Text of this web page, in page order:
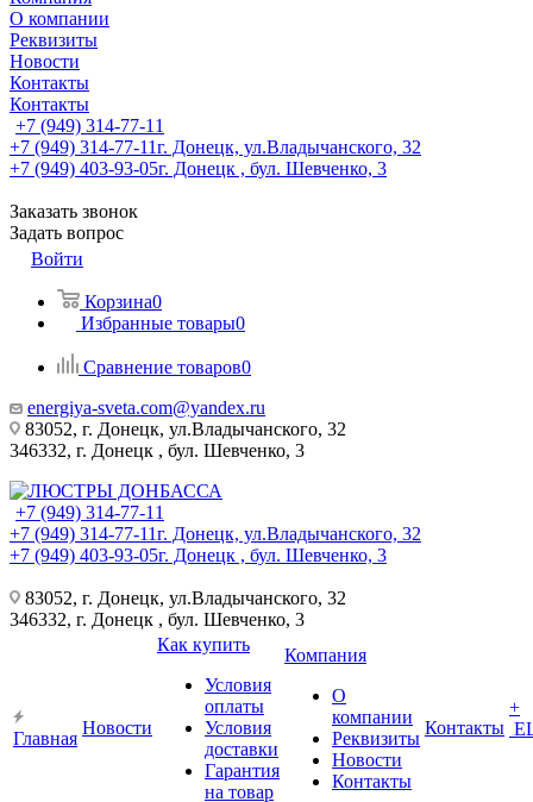
О компании
Реквизиты
Новости
Контакты
Контакты
+7 (949) 314-77-11
+7 (949) 314-77-11г. Донецк, ул.Владычанского, 32
+7 (949) 403-93-05г. Донецк , бул. Шевченко, 3
Заказать звонок
Задать вопрос
Войти
Корзина0
Избранные товары0
Сравнение товаров0
energiya-sveta.com@yandex.ru
83052, г. Донецк, ул.Владычанского, 32
346332, г. Донецк , бул. Шевченко, 3
+7 (949) 314-77-11
+7 (949) 314-77-11г. Донецк, ул.Владычанского, 32
+7 (949) 403-93-05г. Донецк , бул. Шевченко, 3
83052, г. Донецк, ул.Владычанского, 32
346332, г. Донецк , бул. Шевченко, 3
Главная
Новости
Как купить
Условия
оплаты
Условия
доставки
Гарантия
на товар
Компания
О
компании
Реквизиты
Новости
Контакты
Контакты
+